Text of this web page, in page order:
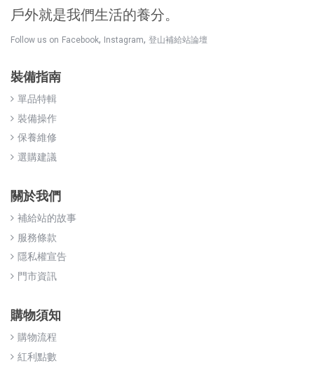
戶外就是我們生活的養分。
Follow us on Facebook, Instagram, 登山補給站論壇
裝備指南
單品特輯
裝備操作
保養維修
選購建議
關於我們
補給站的故事
服務條款
隱私權宣告
門市資訊
購物須知
購物流程
紅利點數